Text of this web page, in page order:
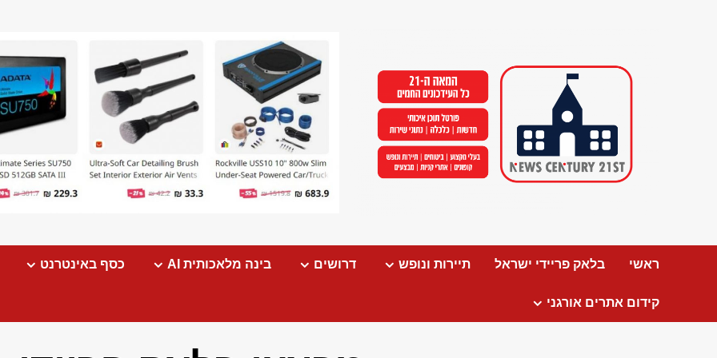
ראשי בלאק פריידי ישראל תיירות ונופש דרושים בינה מלאכותית AI כסף באינטרנט
קידום אתרים אורגני